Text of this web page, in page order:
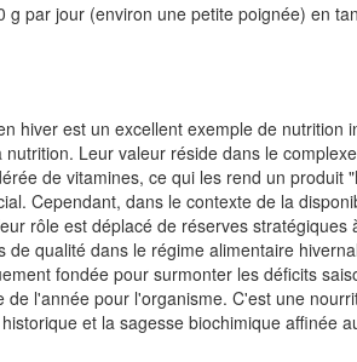
par jour (environ une petite poignée) en
hiver est un excellent exemple de nutrition
Leur valeur réside dans le
de vitamines, ce qui les rend un produit
Cependant, dans le contexte de la
rôle est déplacé de réserves stratégiques
qualité dans le régime alimentaire
fondée pour surmonter les déficits
l'année pour l'organisme. C'est une
et la sagesse biochimique affinée